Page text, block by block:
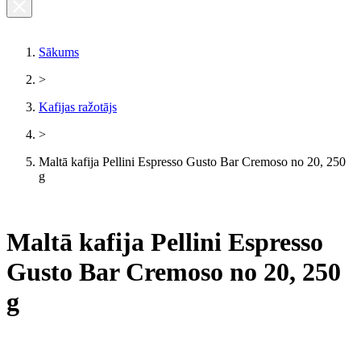
Sākums
>
Kafijas ražotājs
>
Maltā kafija Pellini Espresso Gusto Bar Cremoso no 20, 250
g
Maltā kafija Pellini Espresso
Gusto Bar Cremoso no 20, 250
g